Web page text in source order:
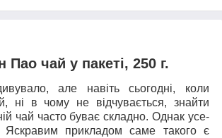
Пао чай у пакеті, 250 г.
але навіть сьогодні, коли
ні в чому не відчувається, знайти
чай часто буває складно. Однак усе-
прикладом саме такого є